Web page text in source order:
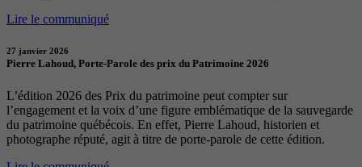
Lire le communiqué
27 janvier 2026
Pierre Lahoud, Porte-Parole des prix du Patrimoine 2026
L’édition 2026 des Prix du patrimoine peut compter sur
l’engagement et la voix d’une figure emblématique de la sauvegarde
du patrimoine québécois. En effet, Pierre Lahoud, historien et
photographe réputé, agit à titre de porte-parole de cette édition.